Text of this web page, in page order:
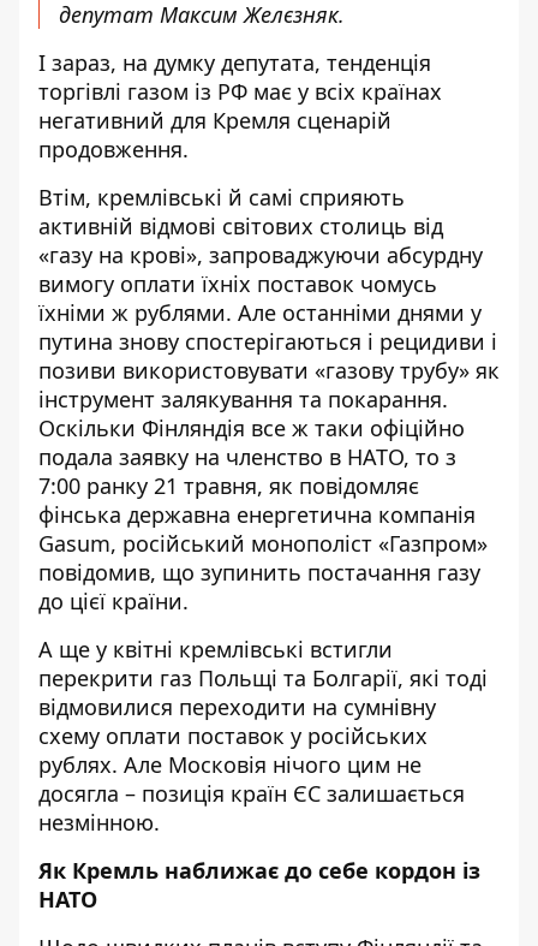
депутат Максим Желєзняк.
І зараз, на думку депутата, тенденція
торгівлі газом із РФ має у всіх країнах
негативний для Кремля сценарій
продовження.
Втім, кремлівські й самі сприяють
активній відмові світових столиць від
«газу на крові», запроваджуючи абсурдну
вимогу оплати їхніх поставок чомусь
їхніми ж рублями. Але останніми днями у
путина знову спостерігаються і рецидиви і
позиви використовувати «газову трубу» як
інструмент залякування та покарання.
Оскільки Фінляндія все ж таки офіційно
подала заявку на членство в НАТО, то з
7:00 ранку 21 травня, як повідомляє
фінська державна енергетична компанія
Gasum, російський монополіст «Газпром»
повідомив, що зупинить постачання газу
до цієї країни.
А ще у квітні кремлівські встигли
перекрити газ Польщі та Болгарії, які тоді
відмовилися переходити на сумнівну
схему оплати поставок у російських
рублях. Але Московія нічого цим не
досягла – позиція країн ЄС залишається
незмінною.
Як Кремль наближає до себе кордон із
НАТО